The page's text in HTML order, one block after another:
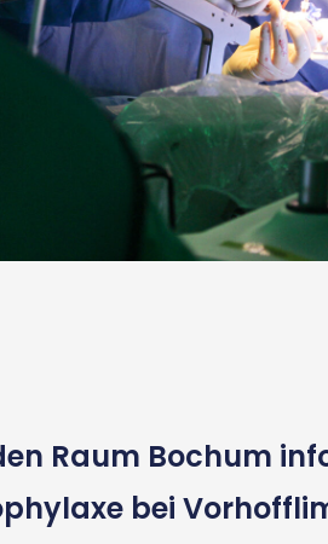
Raum Bochum
bei